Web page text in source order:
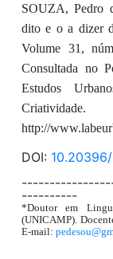
SOUZA, Pedro
dito e o a dizer
Volume 31,
Consultada no
Estudos
Criatividade.
http://
DOI:
----------
*Doutor em
(UNICAMP).
E-mail: